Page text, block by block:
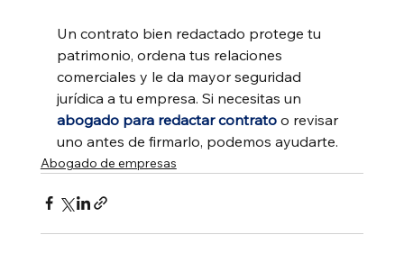
Un contrato bien redactado protege tu
patrimonio, ordena tus relaciones
comerciales y le da mayor seguridad
jurídica a tu empresa. Si necesitas un
abogado para redactar contrato o revisar
uno antes de firmarlo, podemos ayudarte.
Abogado de empresas